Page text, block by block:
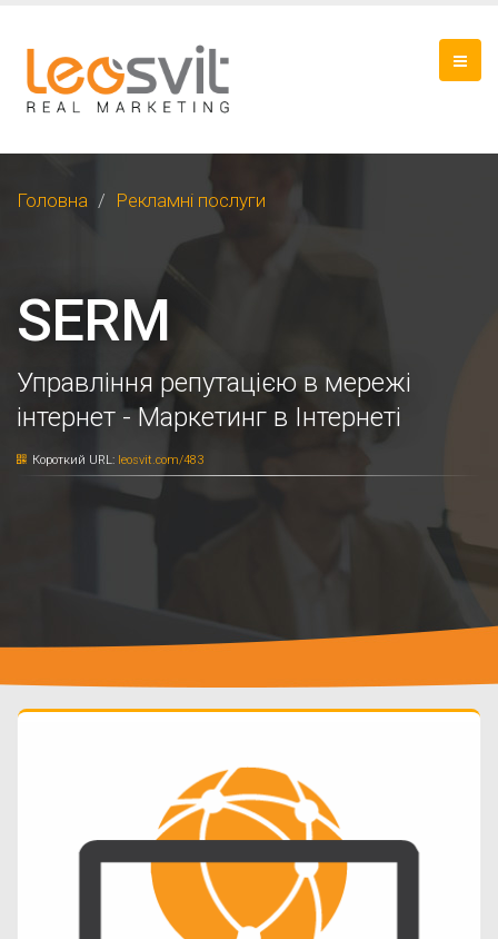
Головна Рекламні послуги
SERM
Управління репутацією в мережі
інтернет - Маркетинг в Інтернеті
Короткий URL: leosvit.com/483